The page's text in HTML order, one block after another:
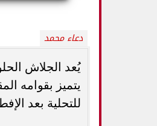
دعاء محمد
يُعد الجلاش
يتميز بقوامه
للتحلية بعد
5 خطوات بسيطة تحميك من